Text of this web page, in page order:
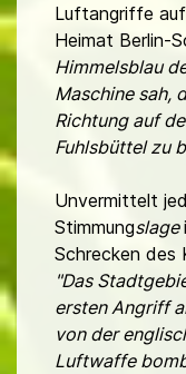
Luftangriffe
Heimat Berlin-
Himmelsblau
Maschine sah,
Richtung auf
Fuhlsbüttel zu
Unvermittelt
Stimmungslage
Schrecken des
"Das
ersten Angriff
von der
Luftwaffe